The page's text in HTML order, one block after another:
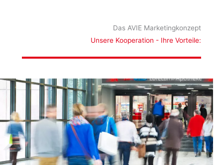
Das AVIE Marketingkonzept
Unsere Kooperation - Ihre Vorteile: